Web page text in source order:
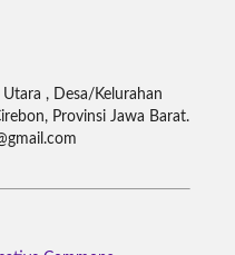
, Desa/Kelurahan
Provinsi Jawa Barat.